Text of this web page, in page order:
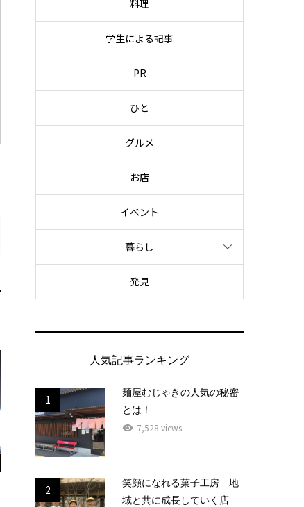
料理
学生による記事
PR
ひと
グルメ
お店
イベント
暮らし
発見
人気記事ランキング
1
麺屋むじゃきの人気の秘密
とは！
7,528 views
2
笑顔になれる菓子工房 地
域と共に成長していく店